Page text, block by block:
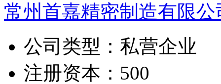
常州首嘉精密制造有限公
公司类型： 私营企业
注册资本： 500